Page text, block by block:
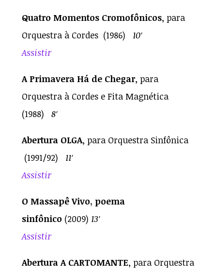
Quatro Momentos Cromofônicos, para
Orquestra à Cordes (1986) 10′
Assistir
A Primavera Há de Chegar, para
Orquestra à Cordes e Fita Magnética
(1988) 8′
Abertura OLGA, para Orquestra Sinfônica
(1991/92) 11′
Assistir
O Massapê Vivo, poema
sinfônico (2009) 13′
Assistir
Abertura A CARTOMANTE, para Orquestra